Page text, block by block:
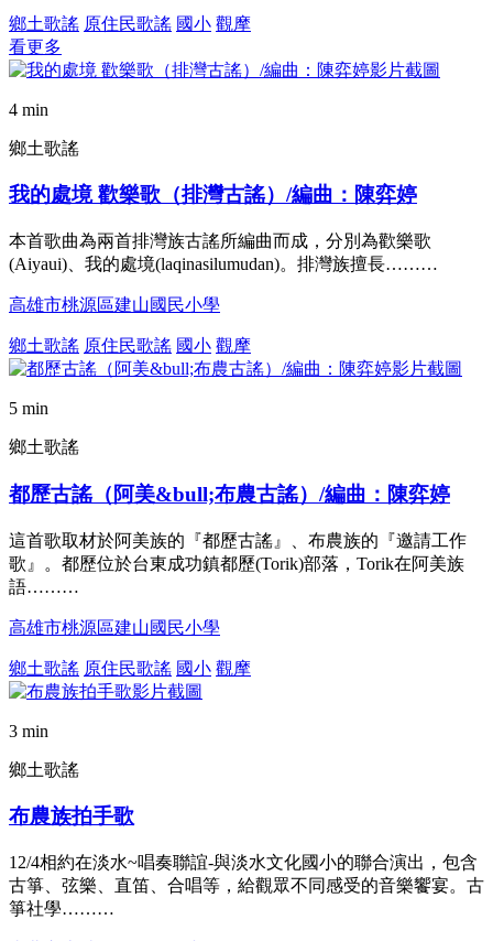
鄉土歌謠 原住民歌謠 國小 觀摩
看更多
4 min
鄉土歌謠
我的處境 歡樂歌（排灣古謠）/編曲：陳弈婷
本首歌曲為兩首排灣族古謠所編曲而成，分別為歡樂歌
(Aiyaui)、我的處境(laqinasilumudan)。排灣族擅長………
高雄市桃源區建山國民小學
鄉土歌謠 原住民歌謠 國小 觀摩
5 min
鄉土歌謠
都歷古謠（阿美&bull;布農古謠）/編曲：陳弈婷
這首歌取材於阿美族的『都歷古謠』、布農族的『邀請工作
歌』。都歷位於台東成功鎮都歷(Torik)部落，Torik在阿美族
語………
高雄市桃源區建山國民小學
鄉土歌謠 原住民歌謠 國小 觀摩
3 min
鄉土歌謠
布農族拍手歌
12/4相約在淡水~唱奏聯誼-與淡水文化國小的聯合演出，包含
古箏、弦樂、直笛、合唱等，給觀眾不同感受的音樂饗宴。古
箏社學………